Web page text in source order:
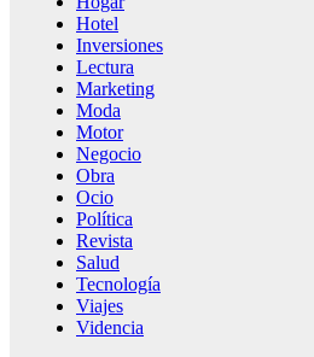
Hotel
Inversiones
Lectura
Marketing
Moda
Motor
Negocio
Obra
Ocio
Política
Revista
Salud
Tecnología
Viajes
Videncia